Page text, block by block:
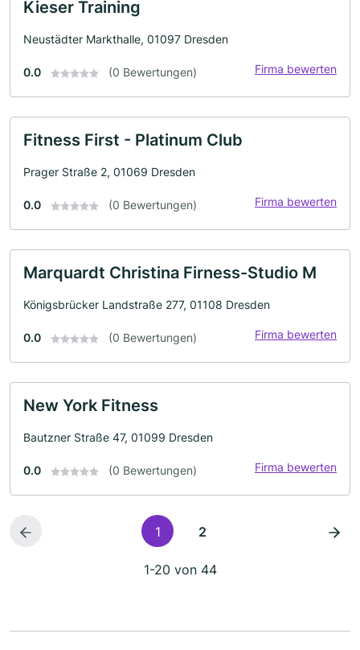
Kieser Training
Neustädter Markthalle, 01097 Dresden
0.0 (0 Bewertungen) Firma bewerten
Fitness First - Platinum Club
Prager Straße 2, 01069 Dresden
0.0 (0 Bewertungen) Firma bewerten
Marquardt Christina Firness-Studio M
Königsbrücker Landstraße 277, 01108 Dresden
0.0 (0 Bewertungen) Firma bewerten
New York Fitness
Bautzner Straße 47, 01099 Dresden
0.0 (0 Bewertungen) Firma bewerten
1 2
1-20 von 44